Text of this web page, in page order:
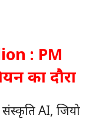
: PM
का दौरा
संस्कृति AI, जियो